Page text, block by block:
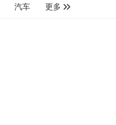
🇨🇦加拿大
汽车
更多